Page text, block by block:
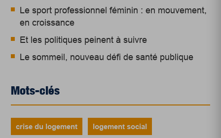
Le sport professionnel féminin : en mouvement,
en croissance
Et les politiques peinent à suivre
Le sommeil, nouveau défi de santé publique
Mots-clés
crise du logement logement social